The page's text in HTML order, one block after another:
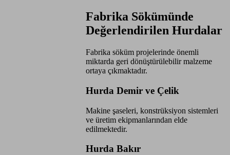
Fabrika Sökümünde
Değerlendirilen Hurdalar
Fabrika söküm projelerinde önemli
miktarda geri dönüştürülebilir malzeme
ortaya çıkmaktadır.
Hurda Demir ve Çelik
Makine şaseleri, konstrüksiyon sistemleri
ve üretim ekipmanlarından elde
edilmektedir.
Hurda Bakır